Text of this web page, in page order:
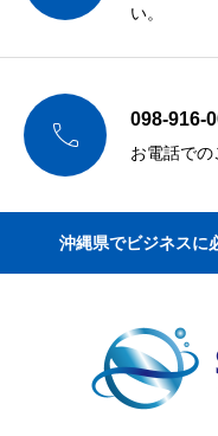
い。
 098-916-
お電話での
沖縄県でビジネスに